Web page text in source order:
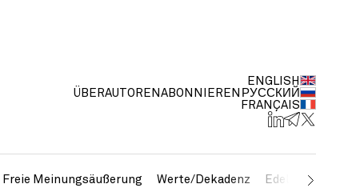
ÜBERAUTOREN ABONNIEREN
ENGLISH
РУССКИЙ
FRANÇAIS
Freie Meinungsäußerung Werte/Dekadenz Edelmetalle